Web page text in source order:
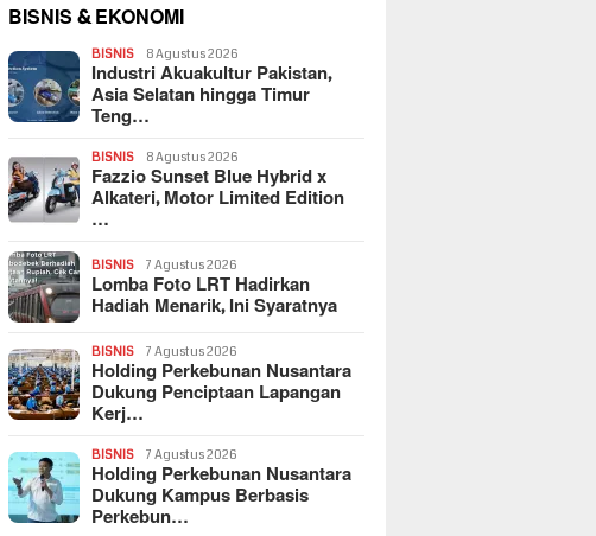
BISNIS & EKONOMI
BISNIS 8 Agustus 2026
Industri Akuakultur Pakistan,
Asia Selatan hingga Timur
Teng…
BISNIS 8 Agustus 2026
Fazzio Sunset Blue Hybrid x
Alkateri, Motor Limited Edition
…
BISNIS 7 Agustus 2026
Lomba Foto LRT Hadirkan
Hadiah Menarik, Ini Syaratnya
BISNIS 7 Agustus 2026
Holding Perkebunan Nusantara
Dukung Penciptaan Lapangan
Kerj…
BISNIS 7 Agustus 2026
Holding Perkebunan Nusantara
Dukung Kampus Berbasis
Perkebun…